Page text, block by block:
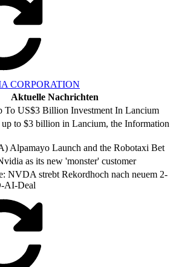
CORPORATION
Aktuelle Nachrichten
To US$3 Billion Investment In Lancium
to $3 billion in Lancium, the Information
Alpamayo Launch and the Robotaxi Bet
as its new 'monster' customer
NVDA strebt Rekordhoch nach neuem 2-
AI-Deal